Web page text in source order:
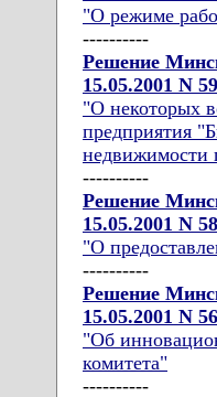
"О режиме
----------
Решение
15.05.2001 N
"О некоторых
предприятия
недвижимости
----------
Решение
15.05.2001 N
"О
----------
Решение
15.05.2001 N
"Об
комитета"
----------